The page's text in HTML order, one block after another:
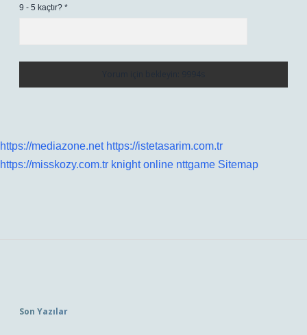
9 - 5 kaçtır? *
https://mediazone.net https://istetasarim.com.tr
https://misskozy.com.tr knight online nttgame Sitemap
Son Yazılar